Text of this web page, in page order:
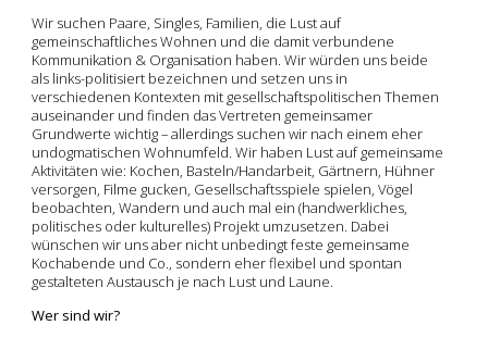
Wir suchen Paare, Singles, Familien, die Lust auf
gemeinschaftliches Wohnen und die damit verbundene
Kommunikation & Organisation haben. Wir würden uns beide
als links-politisiert bezeichnen und setzen uns in
verschiedenen Kontexten mit gesellschaftspolitischen Themen
auseinander und finden das Vertreten gemeinsamer
Grundwerte wichtig – allerdings suchen wir nach einem eher
undogmatischen Wohnumfeld. Wir haben Lust auf gemeinsame
Aktivitäten wie: Kochen, Basteln/Handarbeit, Gärtnern, Hühner
versorgen, Filme gucken, Gesellschaftsspiele spielen, Vögel
beobachten, Wandern und auch mal ein (handwerkliches,
politisches oder kulturelles) Projekt umzusetzen. Dabei
wünschen wir uns aber nicht unbedingt feste gemeinsame
Kochabende und Co., sondern eher flexibel und spontan
gestalteten Austausch je nach Lust und Laune.
Wer sind wir?